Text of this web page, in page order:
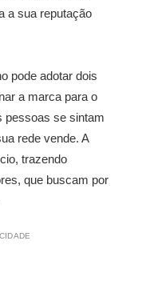
a sua reputação
pode adotar dois
a marca para o
pessoas se sintam
rede vende. A
trazendo
que buscam por